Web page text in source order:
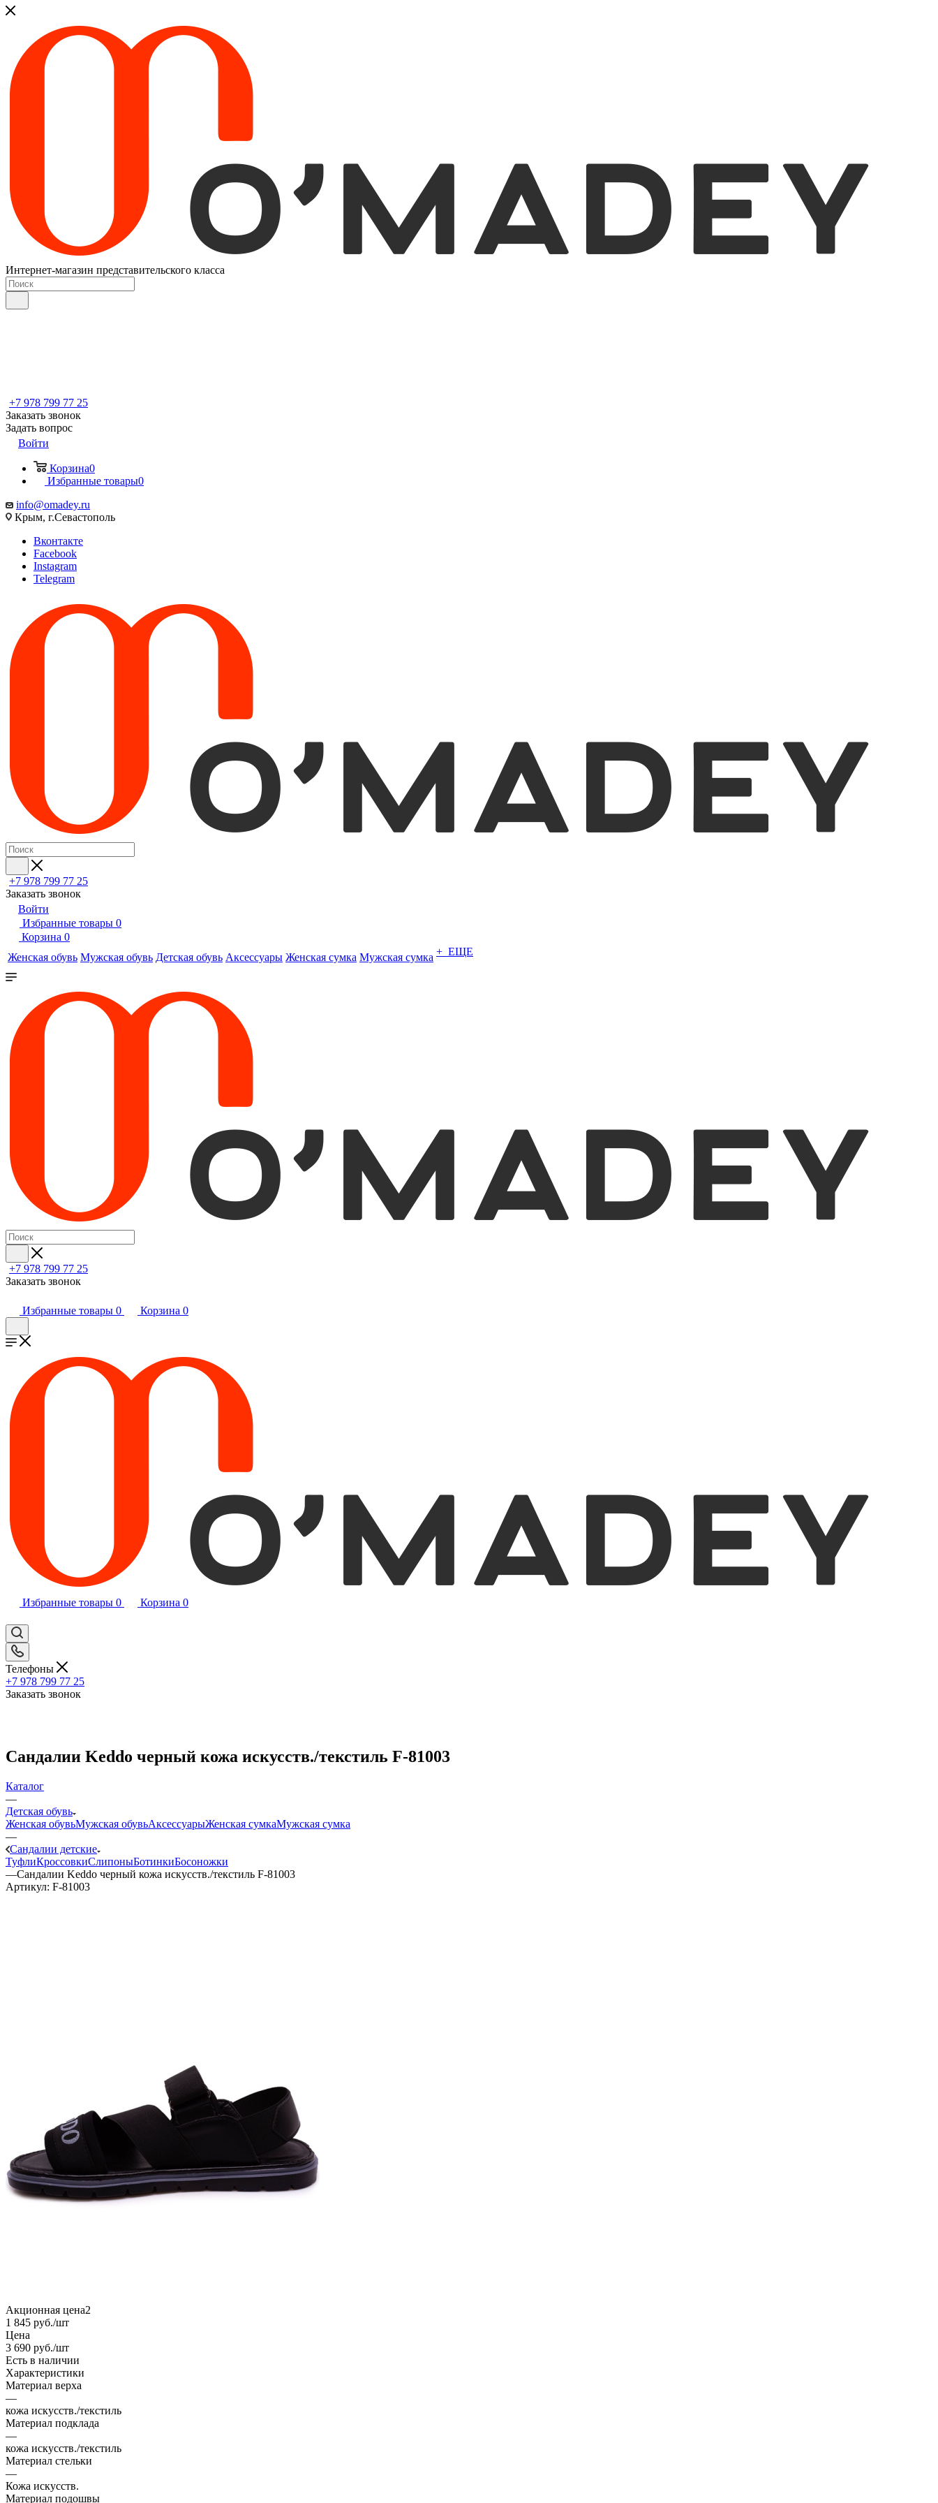
Интернет-магазин представительского класса
+7 978 799 77 25
Заказать звонок
Задать вопрос
Войти
Корзина0
Избранные товары0
info@omadey.ru
Крым, г.Севастополь
Вконтакте
Facebook
Instagram
Telegram
+7 978 799 77 25
Заказать звонок
Войти
Избранные товары 0
Корзина 0
Женская обувь Мужская обувь Детская обувь Аксессуары Женская сумка Мужская сумка + ЕЩЕ
+7 978 799 77 25
Заказать звонок
Избранные товары 0 Корзина 0
Избранные товары 0 Корзина 0
Телефоны
+7 978 799 77 25
Заказать звонок
Сандалии Keddo черный кожа искусств./текстиль F-81003
Каталог
—
Детская обувь
Женская обувьМужская обувьАксессуарыЖенская сумкаМужская сумка
—
Сандалии детские
ТуфлиКроссовкиСлипоныБотинкиБосоножки
—Сандалии Keddo черный кожа искусств./текстиль F-81003
Артикул: F-81003
Акционная цена2
1 845 руб./шт
Цена
3 690 руб./шт
Есть в наличии
Характеристики
Материал верха
—
кожа искусств./текстиль
Материал подклада
—
кожа искусств./текстиль
Материал стельки
—
Кожа искусств.
Материал подошвы